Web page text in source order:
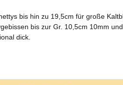
bis hin zu 19,5cm für große
bis zur Gr. 10,5cm 10mm
dick.